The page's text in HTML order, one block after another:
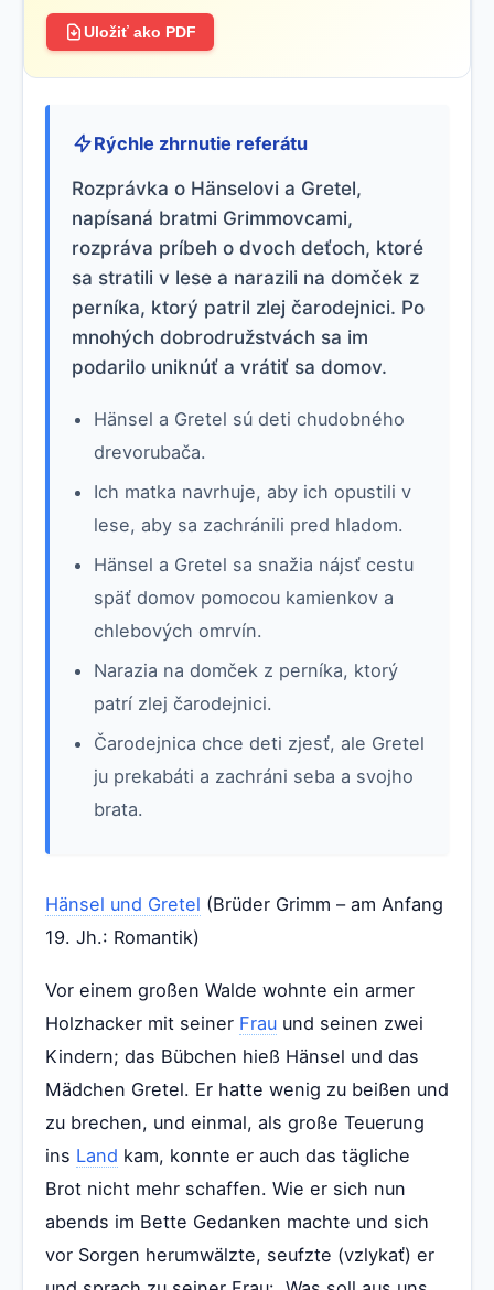
Uložiť ako PDF
Rýchle zhrnutie referátu
Rozprávka o Hänselovi a Gretel,
napísaná bratmi Grimmovcami,
rozpráva príbeh o dvoch deťoch, ktoré
sa stratili v lese a narazili na domček z
perníka, ktorý patril zlej čarodejnici. Po
mnohých dobrodružstvách sa im
podarilo uniknúť a vrátiť sa domov.
Hänsel a Gretel sú deti chudobného
drevorubača.
Ich matka navrhuje, aby ich opustili v
lese, aby sa zachránili pred hladom.
Hänsel a Gretel sa snažia nájsť cestu
späť domov pomocou kamienkov a
chlebových omrvín.
Narazia na domček z perníka, ktorý
patrí zlej čarodejnici.
Čarodejnica chce deti zjesť, ale Gretel
ju prekabáti a zachráni seba a svojho
brata.
Hänsel und Gretel (Brüder Grimm – am Anfang
19. Jh.: Romantik)
Vor einem großen Walde wohnte ein armer
Holzhacker mit seiner Frau und seinen zwei
Kindern; das Bübchen hieß Hänsel und das
Mädchen Gretel. Er hatte wenig zu beißen und
zu brechen, und einmal, als große Teuerung
ins Land kam, konnte er auch das tägliche
Brot nicht mehr schaffen. Wie er sich nun
abends im Bette Gedanken machte und sich
vor Sorgen herumwälzte, seufzte (vzlykať) er